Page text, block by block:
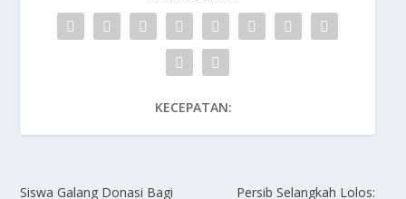
KECEPATAN:
Siswa Galang Donasi Bagi Persib Selangkah Lolos: